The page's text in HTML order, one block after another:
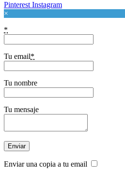
Pinterest Instagram
×
*
Tu email*
Tu nombre
Tu mensaje
Enviar una copia a tu email